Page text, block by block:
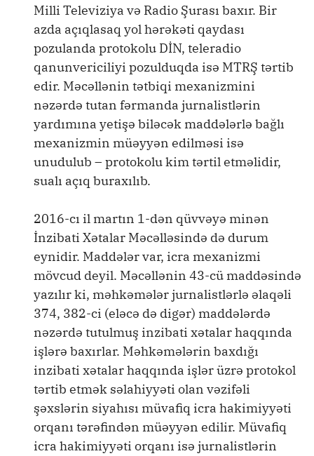
Milli Televiziya və Radio Şurası baxır. Bir
azda açıqlasaq yol hərəkəti qaydası
pozulanda protokolu DİN, teleradio
qanunvericiliyi pozulduqda isə MTRŞ tərtib
edir. Məcəllənin tətbiqi mexanizmini
nəzərdə tutan fərmanda jurnalistlərin
yardımına yetişə biləcək maddələrlə bağlı
mexanizmin müəyyən edilməsi isə
unudulub – protokolu kim tərtil etməlidir,
sualı açıq buraxılıb.
2016-cı il martın 1-dən qüvvəyə minən
İnzibati Xətalar Məcəlləsində də durum
eynidir. Maddələr var, icra mexanizmi
mövcud deyil. Məcəllənin 43-cü maddəsində
yazılır ki, məhkəmələr jurnalistlərlə əlaqəli
374, 382-ci (eləcə də digər) maddələrdə
nəzərdə tutulmuş inzibati xətalar haqqında
işlərə baxırlar. Məhkəmələrin baxdığı
inzibati xətalar haqqında işlər üzrə protokol
tərtib etmək səlahiyyəti olan vəzifəli
şəxslərin siyahısı müvafiq icra hakimiyyəti
orqanı tərəfindən müəyyən edilir. Müvafiq
icra hakimiyyəti orqanı isə jurnalistlərin